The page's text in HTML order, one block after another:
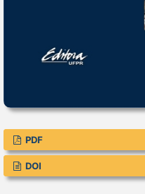
PDF
DOI